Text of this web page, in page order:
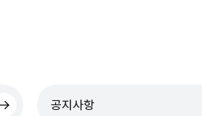
공지사항